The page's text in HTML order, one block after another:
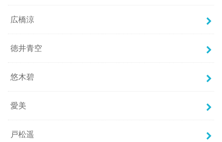
広橋涼
徳井青空
悠木碧
愛美
戸松遥